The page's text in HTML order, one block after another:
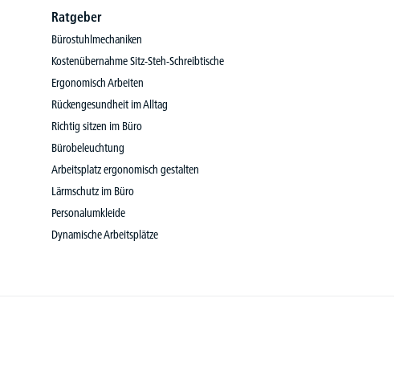
Ratgeber
Bürostuhlmechaniken
Kostenübernahme Sitz-Steh-Schreibtische
Ergonomisch Arbeiten
Rückengesundheit im Alltag
Richtig sitzen im Büro
Bürobeleuchtung
Arbeitsplatz ergonomisch gestalten
Lärmschutz im Büro
Personalumkleide
Dynamische Arbeitsplätze